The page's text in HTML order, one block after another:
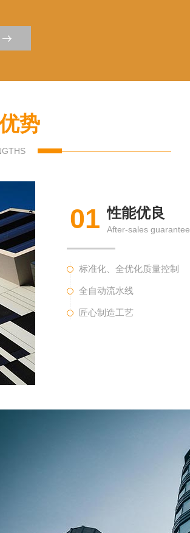
势
01 性能优良
After-sales guarantee
标准化、全优化质量控制
全自动流水线
匠心制造工艺